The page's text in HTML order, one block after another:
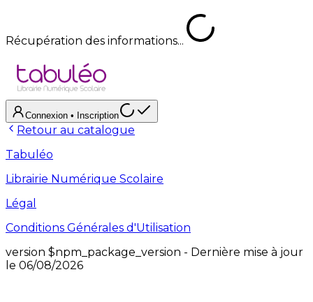
Récupération des informations...
Connexion • Inscription
Retour au catalogue
Tabuléo
Librairie Numérique Scolaire
Légal
Conditions Générales d'Utilisation
version $npm_package_version - Dernière mise à jour
le 06/08/2026